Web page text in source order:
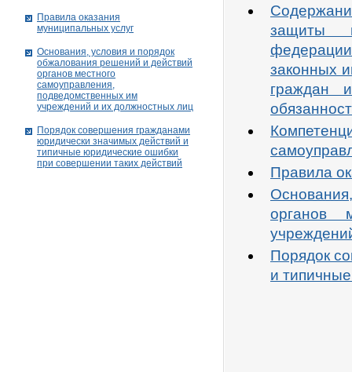
защиты
законных
граждан
Правила
органов
Порядок
и
Правила оказания
муниципальных услуг
Основания, условия и порядок
обжалования решений и действий
органов местного
самоуправления,
подведомственных им
учреждений и их должностных лиц
Порядок совершения гражданами
юридически значимых действий и
типичные юридические ошибки
при совершении таких действий